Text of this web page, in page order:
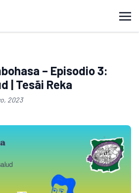
– Episodio 3:
| Tesãi Reka
2023